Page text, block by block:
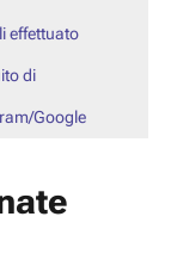
effettuato
di
Google